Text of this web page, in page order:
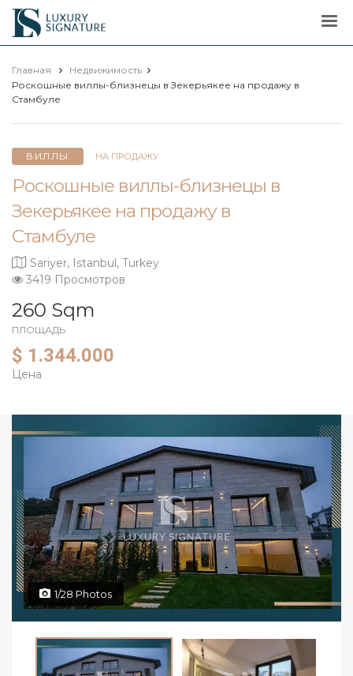
Luxury
Signature
Главная
Недвижимость
Роскошные виллы-близнецы в Зекерьякее на продажу в
Стамбуле
ВИЛЛЫ НА ПРОДАЖУ
Роскошные виллы-близнецы в
Зекерьякее на продажу в
Стамбуле
Sariyer, Istanbul, Turkey
3419 Просмотров
260 Sqm
ПЛОЩАДЬ
$ 1.344.000
Цена
1/28 Photos